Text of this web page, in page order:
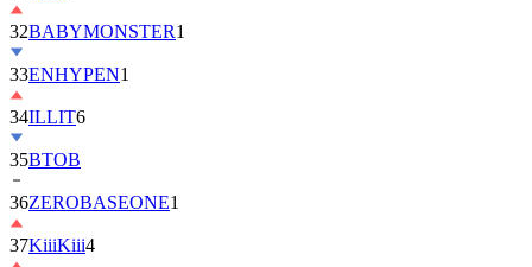
32BABYMONSTER1
33ENHYPEN1
34ILLIT6
35BTOB
36ZEROBASEONE1
37KiiiKiii4